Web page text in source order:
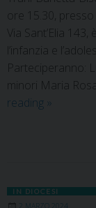
ore 15.30,
Via Sant’Elia
l’infanzia e
Parteciperanno:
minori Maria
reading »
IN DIOCESI
2 MARZO 2024